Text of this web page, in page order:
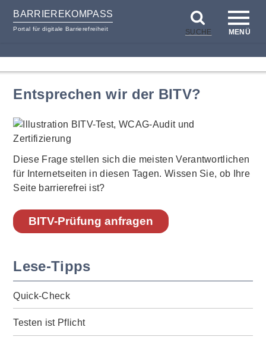
BARRIEREKOMPASS
Portal für digitale Barrierefreiheit SUCHE MENÜ
Entsprechen wir der BITV?
Diese Frage stellen sich die meisten Verantwortlichen
für Internetseiten in diesen Tagen. Wissen Sie, ob Ihre
Seite barrierefrei ist?
BITV-Prüfung anfragen
Lese-Tipps
Quick-Check
Testen ist Pflicht